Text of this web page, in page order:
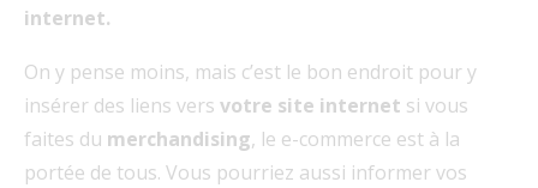
internet.
On y pense moins, mais c’est le bon endroit pour y
insérer des liens vers votre site internet si vous
faites du merchandising, le e-commerce est à la
portée de tous. Vous pourriez aussi informer vos